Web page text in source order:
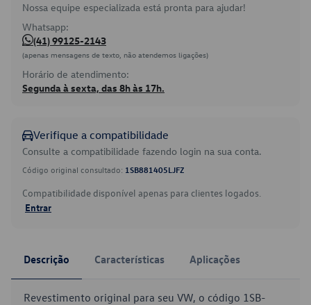
Nossa equipe especializada está pronta para ajudar!
Whatsapp:
(41) 99125-2143
(apenas mensagens de texto, não atendemos ligações)
Horário de atendimento:
Segunda à sexta, das 8h às 17h.
Verifique a compatibilidade
Consulte a compatibilidade fazendo login na sua conta.
Código original consultado: 1SB881405LJFZ
Compatibilidade disponível apenas para clientes logados.
Entrar
Descrição Características Aplicações
Revestimento original para seu VW, o código 1SB-